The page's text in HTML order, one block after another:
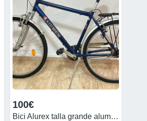
100€
Bici Alurex talla grande aluminio